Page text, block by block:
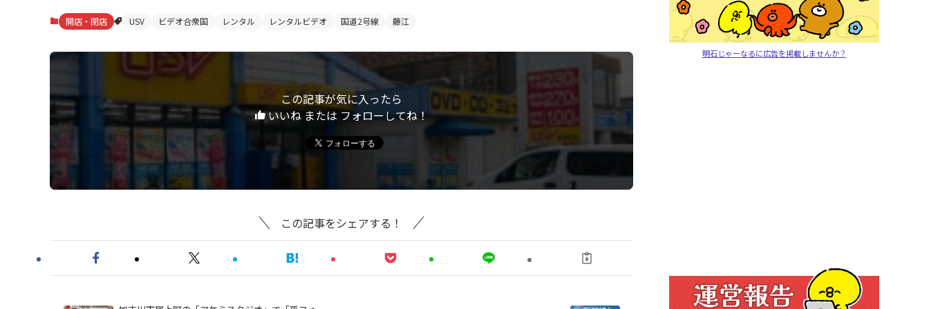
開店・閉店 USV ビデオ合衆国 レンタル レンタルビデオ 国道2号線 藤江
この記事が気に入ったら
いいね または フォローしてね！
この記事をシェアする！
明石じゃーなるに広告を掲載しませんか？